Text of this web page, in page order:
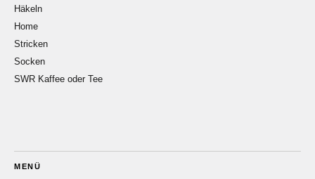
Häkeln
Home
Stricken
Socken
SWR Kaffee oder Tee
MENÜ